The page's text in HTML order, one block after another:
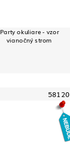
Party okuliare - vzor
vianočný strom
58120